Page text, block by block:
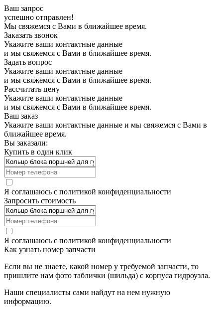
Ваш запрос
успешно отправлен!
Мы свяжемся с Вами в ближайшее время.
Заказать звонок
Укажите ваши контактные данные
и мы свяжемся с Вами в ближайшее время.
Задать вопрос
Укажите ваши контактные данные
и мы свяжемся с Вами в ближайшее время.
Рассчитать цену
Укажите ваши контактные данные
и мы свяжемся с Вами в ближайшее время.
Ваш заказ
Укажите ваши контактные данные и мы свяжемся с Вами в
ближайшее время.
Вы заказали:
Купить в один клик
Я соглашаюсь с политикой конфиденциальности
Запросить стоимость
Я соглашаюсь с политикой конфиденциальности
Как узнать номер запчасти
Если вы не знаете, какой номер у требуемой запчасти, то
пришлите нам фото таблички (шильда) с корпуса гидроузла.
Наши специалисты сами найдут на нем нужную
информацию.